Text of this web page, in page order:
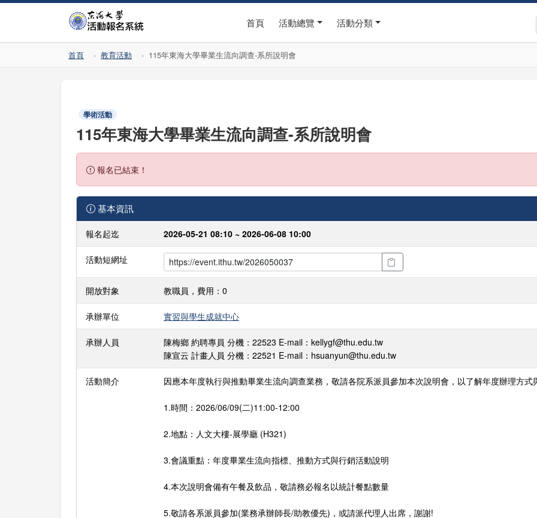
首頁 活動總覽 活動分類
首頁 教育活動 115年東海大學畢業生流向調查-系所說明會
學術活動
115年東海大學畢業生流向調查-系所說明會
報名已結束！
基本資訊
報名起迄 2026-05-21 08:10 ~ 2026-06-08 10:00
活動短網址
開放對象 教職員，費用：0
承辦單位 實習與學生成就中心
承辦人員
陳梅鄉 約聘專員 分機：22523 E-mail：kellygf@thu.edu.tw
陳宣云 計畫人員 分機：22521 E-mail：hsuanyun@thu.edu.tw
活動簡介 因應本年度執行與推動畢業生流向調查業務，敬請各院系派員參加本次說明會，以了解年度辦理方式
1.時間：2026/06/09(二)11:00-12:00
2.地點：人文大樓-展學廳 (H321)
3.會議重點：年度畢業生流向指標、推動方式與行銷活動說明
4.本次說明會備有午餐及飲品，敬請務必報名以統計餐點數量
5.敬請各系派員參加(業務承辦師長/助教優先)，或請派代理人出席，謝謝!